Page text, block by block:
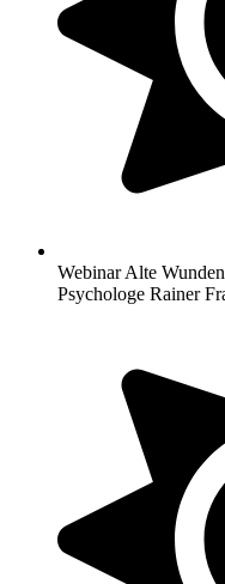
Webinar Alte
Psychologe Rainer